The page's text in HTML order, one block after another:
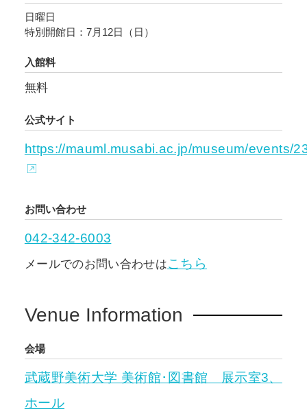
日曜日
特別開館日：7月12日（日）
入館料
無料
公式サイト
https://mauml.musabi.ac.jp/museum/events/
お問い合わせ
042-342-6003
メールでのお問い合わせはこちら
Venue Information
会場
武蔵野美術大学 美術館･図書館 展示室3、
ホール